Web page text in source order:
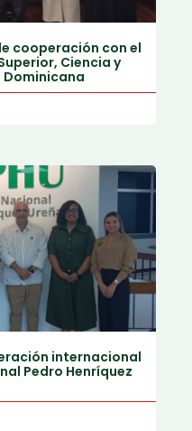
cooperación con el
Ciencia y
Dominicana
internacional
Pedro Henríquez